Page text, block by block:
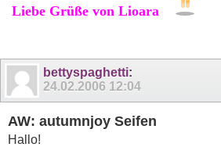
Liebe Grüße von Lioara
bettyspaghetti:
24.02.2006 12:04
AW: autumnjoy Seifen
Hallo!